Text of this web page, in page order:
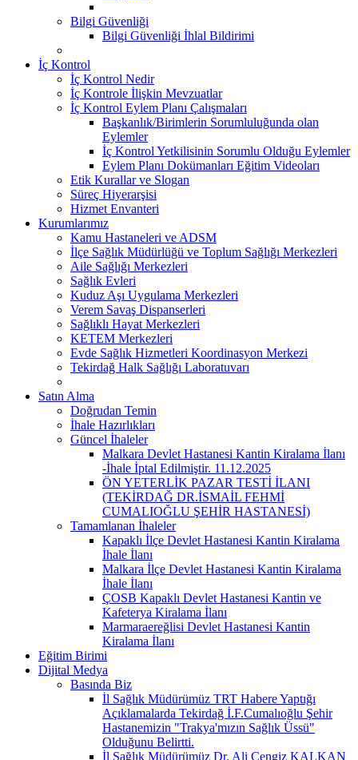
Bilgi Güvenliği
Bilgi Güvenliği İhlal Bildirimi
İç Kontrol
İç Kontrol Nedir
İç Kontrole İlişkin Mevzuatlar
İç Kontrol Eylem Planı Çalışmaları
Başkanlık/Birimlerin Sorumluluğunda olan
Eylemler
İç Kontrol Yetkilisinin Sorumlu Olduğu Eylemler
Eylem Planı Dokümanları Eğitim Videoları
Etik Kurallar ve Slogan
Süreç Hiyerarşisi
Hizmet Envanteri
Kurumlarımız
Kamu Hastaneleri ve ADSM
İlçe Sağlık Müdürlüğü ve Toplum Sağlığı Merkezleri
Aile Sağlığı Merkezleri
Sağlık Evleri
Kuduz Aşı Uygulama Merkezleri
Verem Savaş Dispanserleri
Sağlıklı Hayat Merkezleri
KETEM Merkezleri
Evde Sağlık Hizmetleri Koordinasyon Merkezi
Tekirdağ Halk Sağlığı Laboratuvarı
Satın Alma
Doğrudan Temin
İhale Hazırlıkları
Güncel İhaleler
Malkara Devlet Hastanesi Kantin Kiralama İlanı
-İhale İptal Edilmiştir. 11.12.2025
ÖN YETERLİK PAZAR TESTİ İLANI
(TEKİRDAĞ DR.İSMAİL FEHMİ
CUMALIOĞLU ŞEHİR HASTANESİ)
Tamamlanan İhaleler
Kapaklı İlçe Devlet Hastanesi Kantin Kiralama
İhale İlanı
Malkara İlçe Devlet Hastanesi Kantin Kiralama
İhale İlanı
ÇOSB Kapaklı Devlet Hastanesi Kantin ve
Kafeterya Kiralama İlanı
Marmaraereğlisi Devlet Hastanesi Kantin
Kiralama İlanı
Eğitim Birimi
Dijital Medya
Basında Biz
İl Sağlık Müdürümüz TRT Habere Yaptığı
Açıklamalarda Tekirdağ İ.F.Cumalıoğlu Şehir
Hastanemizin "Trakya'mızın Sağlık Üssü"
Olduğunu Belirtti.
İl Sağlık Müdürümüz Dr. Ali Cengiz KALKAN